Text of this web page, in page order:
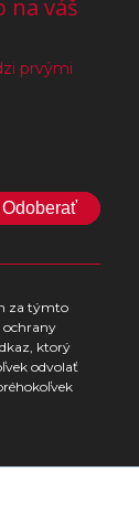
na váš
prvými
Odoberať
za týmto
ochrany
ktorý
odvolať